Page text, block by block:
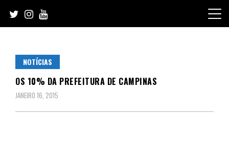
content
NOTÍCIAS
OS 10% DA PREFEITURA DE CAMPINAS
JANEIRO 16, 2015